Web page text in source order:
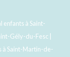
enfants à Saint-
Gély-du-Fesc |
à Saint-Martin-de-